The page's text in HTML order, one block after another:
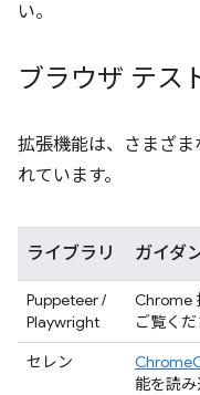
い。
ブラウザ テス
拡張機能は、さまざ
れています。
ライブラリ ガイダ
Puppeteer /
Playwright
Chrome
ご覧くだ
セレン
能を読み